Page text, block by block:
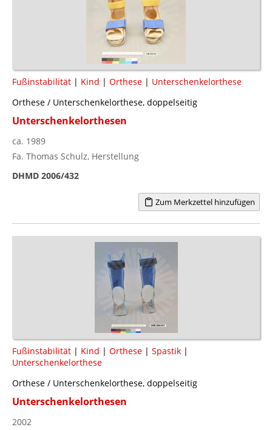
Fußinstabilität | Kind | Orthese | Unterschenkelorthese
Orthese / Unterschenkelorthese, doppelseitig
Unterschenkelorthesen
ca. 1989
Fa. Thomas Schulz, Herstellung
DHMD 2006/432
Zum Merkzettel hinzufügen
Fußinstabilität | Kind | Orthese | Spastik |
Unterschenkelorthese
Orthese / Unterschenkelorthese, doppelseitig
Unterschenkelorthesen
2002